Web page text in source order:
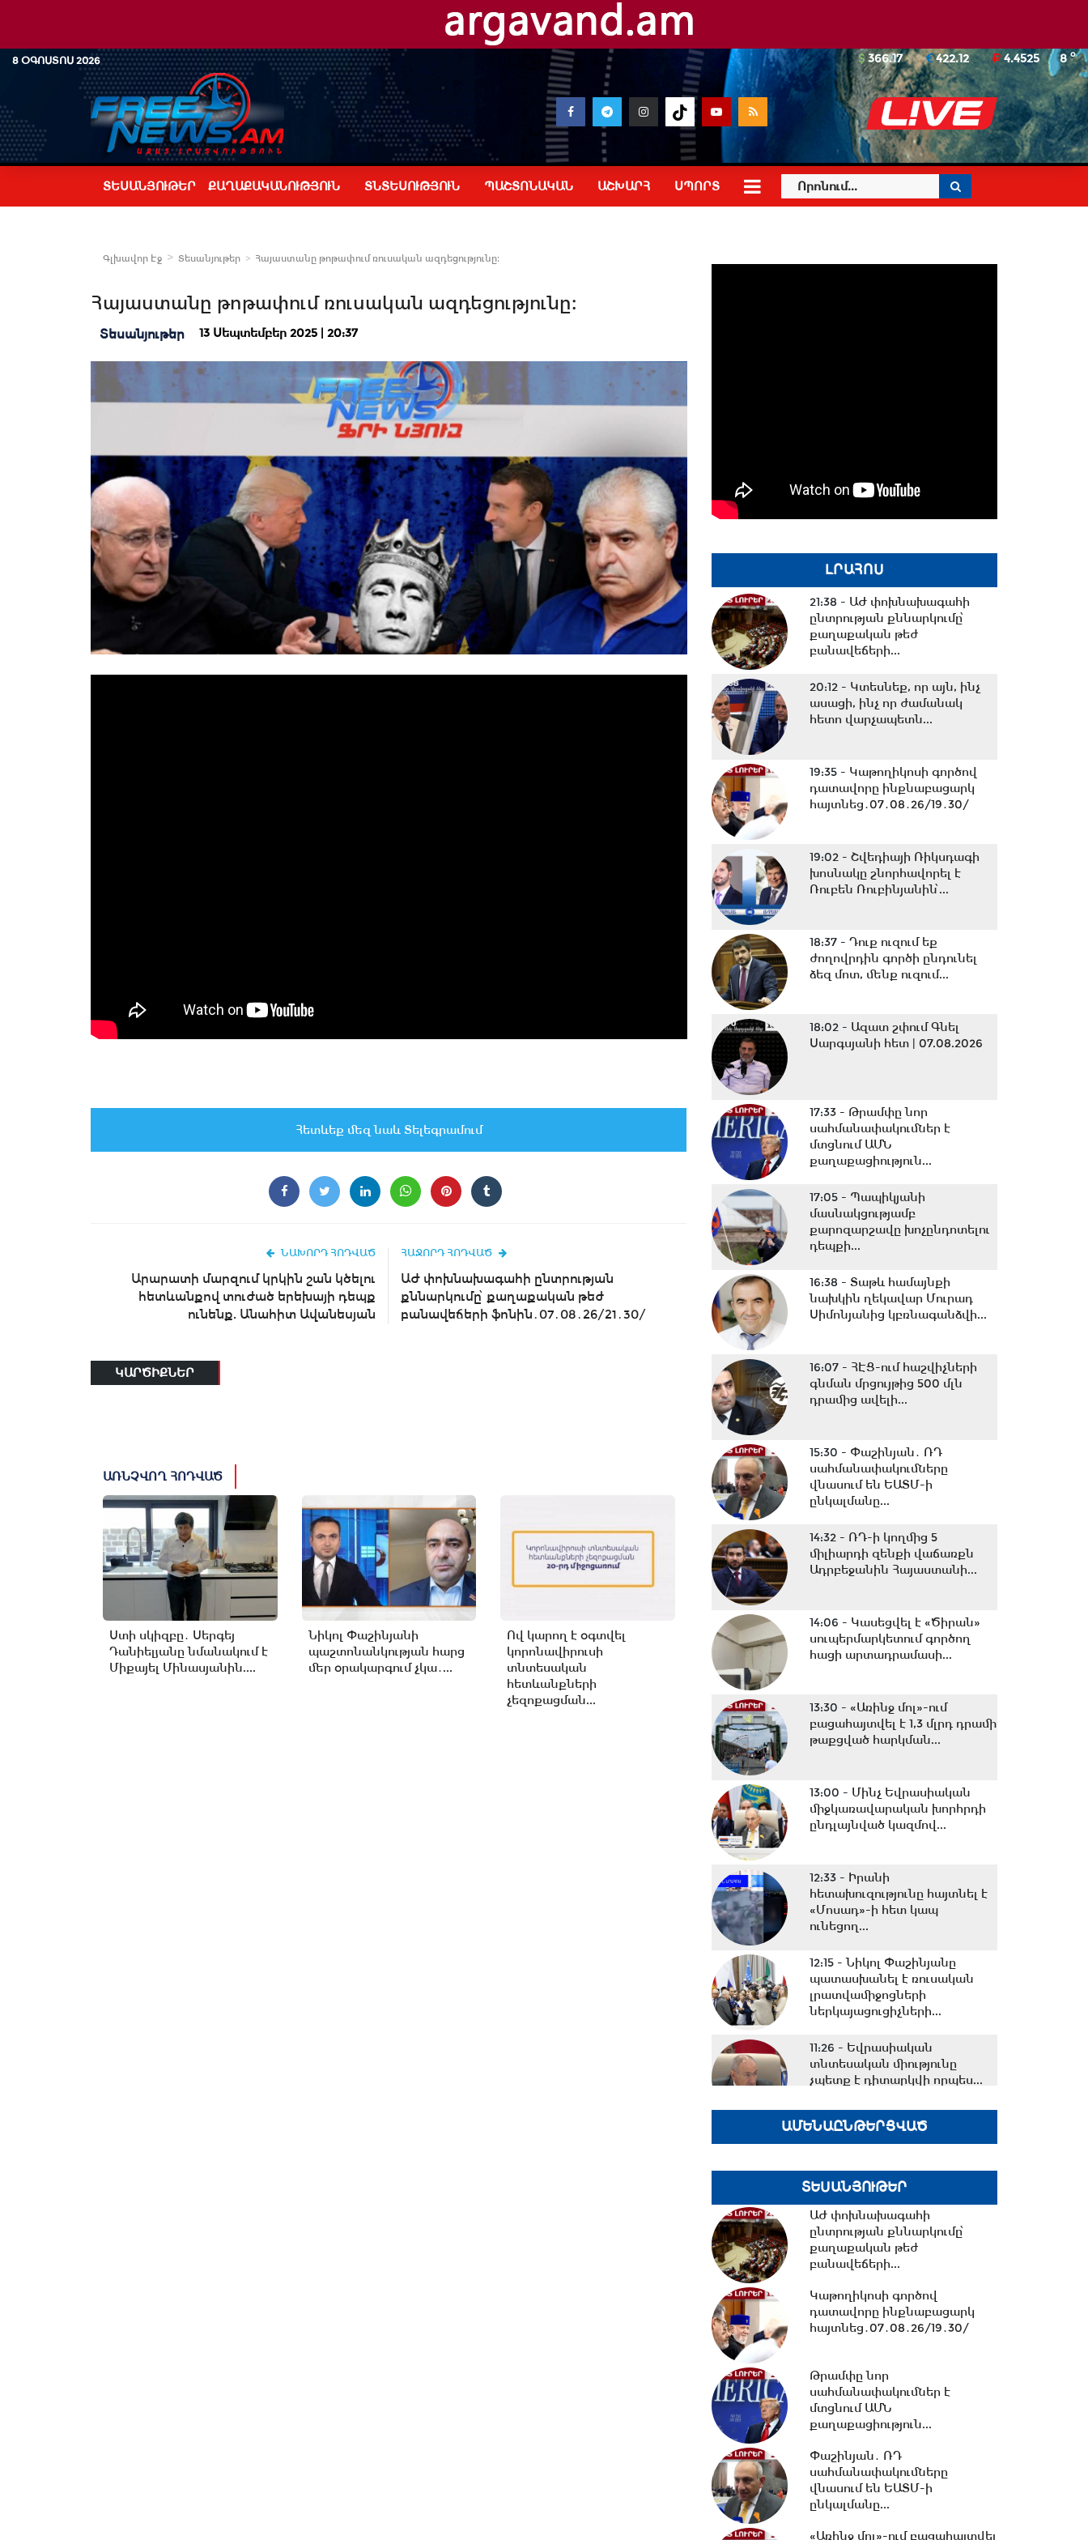
8 ՕԳՈՍՏՈՍ 2026 8o
366.17 422.12 4.4525
ՏԵՍԱՆՅՈՒԹԵՐ ՔԱՂԱՔԱԿԱՆՈՒԹՅՈՒՆ ՏՆՏԵՍՈՒԹՅՈՒՆ ՊԱՇՏՈՆԱԿԱՆ ԱՇԽԱՐՀ ՍՊՈՐՏ
Գլխավոր Էջ Տեսանյութեր Հայաստանը թոթափում ռուսական ազդեցությունը։
Հայաստանը թոթափում ռուսական ազդեցությունը։
Տեսանյութեր 13 Սեպտեմբեր 2025 | 20:37
Հետևեք մեզ նաև Տելեգրամում
ՆԱԽՈՐԴ ՀՈԴՎԱԾ
Արարատի մարզում կրկին շան կծելու
հետևանքով տուժած երեխայի դեպք
ունենք. Անահիտ Ավանեսյան
ՀԱՋՈՐԴ ՀՈԴՎԱԾ
ԱԺ փոխնախագահի ընտրության
քննարկումը՝ քաղաքական թեժ
բանավեճերի ֆոնին․07․08․26/21․30/
ԿԱՐԾԻՔՆԵՐ
ԱՌՆՉՎՈՂ ՀՈԴՎԱԾ
Ստի սկիզբը․ Սերգեյ
Դանիելյանը նմանակում է
Միքայել Մինասյանին....
Նիկոլ Փաշինյանի
պաշտոնանկության հարց
մեր օրակարգում չկա․...
Ով կարող է օգտվել
կորոնավիրուսի
տնտեսական
հետևանքների
չեզոքացման...
ԼՐԱՀՈՍ
21:38 - ԱԺ փոխնախագահի
ընտրության քննարկումը՝
քաղաքական թեժ
բանավեճերի...
20:12 - Կտեսնեք, որ այն, ինչ
ասացի, ինչ որ ժամանակ
հետո վարչապետն...
19:35 - Կաթողիկոսի գործով
դատավորը ինքնաբացարկ
հայտնեց․07․08․26/19․30/
19:02 - Շվեդիայի Ռիկսդագի
խոսնակը շնորհավորել է
Ռուբեն Ռուբինյանին՝...
18:37 - Դուք ուզում եք
ժողովրդին գործի ընդունել
ձեզ մոտ, մենք ուզում...
18:02 - Ազատ շփում Գնել
Սարգսյանի հետ | 07.08.2026
17:33 - Թրամփը նոր
սահմանափակումներ է
մտցնում ԱՄՆ
քաղաքացիություն...
17:05 - Պապիկյանի
մասնակցությամբ
քարոզարշավը խոչընդոտելու
դեպքի...
16:38 - Տաթև համայնքի
նախկին ղեկավար Մուրադ
Սիմոնյանից կբռնագանձվի...
16:07 - ՀԷՑ-ում հաշվիչների
գնման մրցույթից 500 մլն
դրամից ավելի...
15:30 - Փաշինյան․ ՌԴ
սահմանափակումները
վնասում են ԵԱՏՄ-ի
ընկալմանը...
14:32 - ՌԴ-ի կողմից 5
միլիարդի զենքի վաճառքն
Ադրբեջանին Հայաստանի...
14:06 - Կասեցվել է «Ծիրան»
սուպերմարկետում գործող
հացի արտադրամասի...
13:30 - «Առինջ մոլ»-ում
բացահայտվել է 1,3 մլրդ դրամի
թաքցված հարկման...
13:00 - Մինչ Եվրասիական
միջկառավարական խորհրդի
ընդլայնված կազմով...
12:33 - Իրանի
հետախուզությունը հայտնել է
«Մոսադ»-ի հետ կապ
ունեցող...
12:15 -Նիկոլ Փաշինյանը
պատասխանել է ռուսական
լրատվամիջոցների
ներկայացուցիչների...
11:26 - Եվրասիական
տնտեսական միությունը
չպետք է դիտարկվի որպես...
10:38 -Օրը սկսեցի
հեծանվային զբոսանքով՝ Իսիկ
10:13 -ՀՀ ԱԺ իններորդ
գումարման առաջին
նստաշրջան 07.08.2026
#ուղիղ
10:11 -Եվրասիական
միջկառավարական խորհրդի
նիստ. #ուղիղ
21:42 -ԱԺ-ում քննարկվեց
Արամ Վարդևանյանի
թեկնածությունը
փոխնախագահի...
21:33 -Բաքվի դատարանը
մերժել է Արցախի
ղեկավարների բողոքը․06․08․
ԱՄԵՆԱԸՆԹԵՐՑՎԱԾ
ՏԵՍԱՆՅՈՒԹԵՐ
ԱԺ փոխնախագահի
ընտրության քննարկումը՝
քաղաքական թեժ
բանավեճերի...
Կաթողիկոսի գործով
դատավորը ինքնաբացարկ
հայտնեց․07․08․26/19․30/
Թրամփը նոր
սահմանափակումներ է
մտցնում ԱՄՆ
քաղաքացիություն...
Փաշինյան․ ՌԴ
սահմանափակումները
վնասում են ԵԱՏՄ-ի
ընկալմանը...
«Առինջ մոլ»-ում բացահայտվել